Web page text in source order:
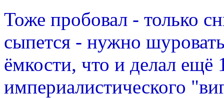
Тоже пробовал - только
сыпется - нужно
ёмкости, что и делал ещё
империалистического